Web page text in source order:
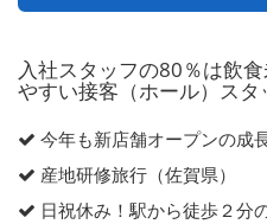
入社スタッフの80％は飲
やすい接客（ホール）スタ
今年も新店舗オープンの成
産地研修旅行（佐賀県）
日祝休み！駅から徒歩２分